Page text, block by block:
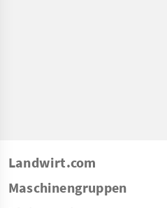
Landwirt.com
Maschinengruppen